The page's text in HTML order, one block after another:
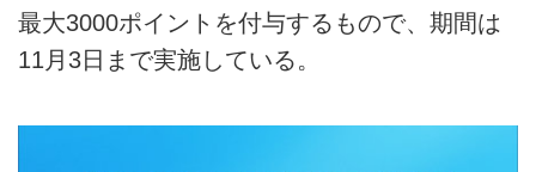
最大3000ポイントを付与するもので、期間は
11月3日まで実施している。